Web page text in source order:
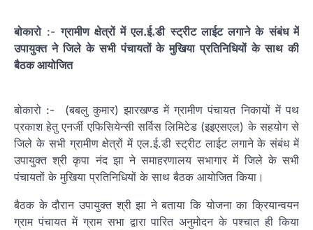
बोकारो:- ग्रामीण क्षेत्रों में एल.ई.डी स्ट्रीट लाईट लगाने के संबंध में
उपायुक्त ने जिले के सभी पंचायतों के मुखिया प्रतिनिधियों के साथ की
बैठक आयोजित
बोकारो :- (बबलु कुमार) झारखण्ड में ग्रामीण पंचायत निकायों में पथ
प्रकाश हेतु एनर्जी एफिसियेन्सी सर्विस लिमिटेड (इइएसएल) के सहयोग से
जिले के सभी ग्रामीण क्षेत्रों में एल.ई.डी स्ट्रीट लाईट लगाने के संबंध में
उपायुक्त श्री कृपा नंद झा ने समाहरणालय सभागार में जिले के सभी
पंचायतों के मुखिया प्रतिनिधियों के साथ बैठक आयोजित किया।
बैठक के दौरान उपायुक्त श्री झा ने बताया कि योजना का क्रियान्वयन
ग्राम पंचायत में ग्राम सभा द्वारा पारित अनुमोदन के पश्चात ही किया